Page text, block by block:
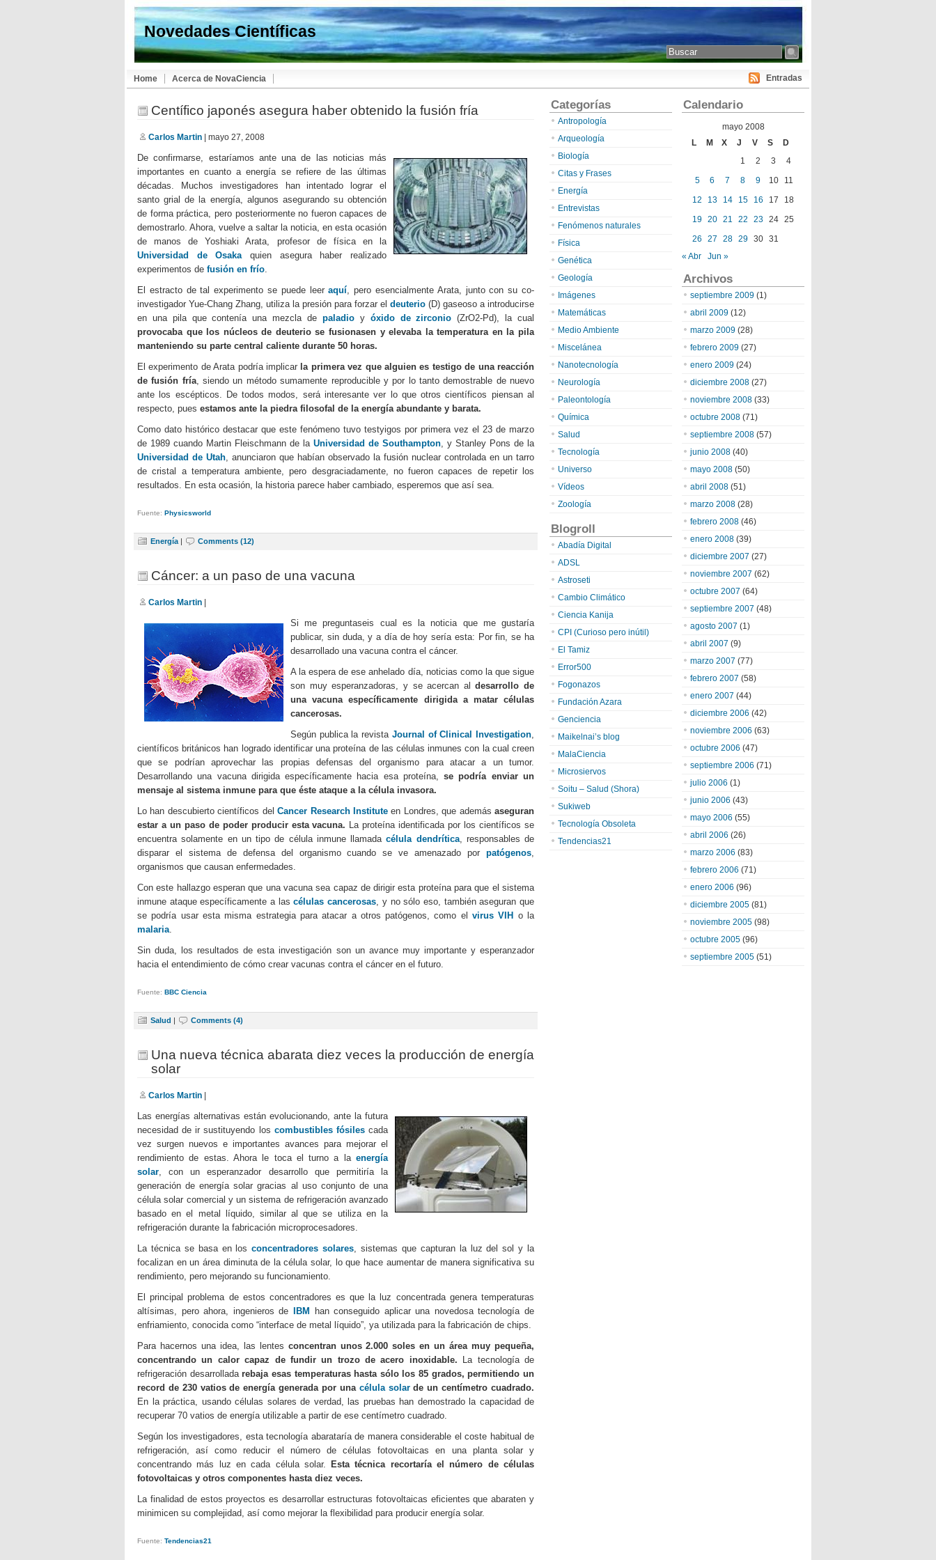
Novedades Científicas
Entradas
Home Acerca de NovaCiencia
Centífico japonés asegura haber obtenido la fusión fría
Carlos Martin | mayo 27, 2008
De confirmarse, estaríamos ante una de las noticias más
importantes en cuanto a energía se refiere de las últimas
décadas. Muchos investigadores han intentado lograr el
santo grial de la energía, algunos asegurando su obtención
de forma práctica, pero posteriormente no fueron capaces de
demostrarlo. Ahora, vuelve a saltar la noticia, en esta ocasión
de manos de Yoshiaki Arata, profesor de física en la
Universidad de Osakaquien asegura haber realizado
experimentos de fusión en frío.
El estracto de tal experimento se puede leeraquí, pero esencialmente Arata, junto con su co-
investigador Yue-Chang Zhang, utiliza la presión para forzar el deuterio (D) gaseoso a introducirse
en una pila que contenía una mezcla de paladioy óxido de zirconio (ZrO2-Pd), la cual
provocaba que los núcleos de deuterio se fusionasen y elevaba la temperatura en la pila
manteniendo su parte central caliente durante 50 horas.
El experimento de Arata podría implicar la primera vez que alguien es testigo de una reacción
de fusión fría, siendo un método sumamente reproducible y por lo tanto demostrable de nuevo
ante los escépticos. De todos modos, será interesante ver lo que otros científicos piensan al
respecto, pues estamos ante la piedra filosofal de la energía abundante y barata.
Como dato histórico destacar que este fenómeno tuvo testyigos por primera vez el 23 de marzo
de 1989 cuando Martin Fleischmann de la Universidad de Southampton, y Stanley Pons de la
Universidad de Utah, anunciaron que habían observado la fusión nuclear controlada en un tarro
de cristal a temperatura ambiente, pero desgraciadamente, no fueron capaces de repetir los
resultados. En esta ocasión, la historia parece haber cambiado, esperemos que así sea.
Fuente: Physicsworld
Energía | Comments (12)
Cáncer: a un paso de una vacuna
Carlos Martin
Si me preguntaseis cual es la noticia que me gustaría
publicar, sin duda, y a día de hoy sería esta: Por fin, se ha
desarrollado una vacuna contra el cáncer.
A la espera de ese anhelado día, noticias como la que sigue
son muy esperanzadoras, y se acercan aldesarrollo de
una vacuna específicamente dirigida a matar células
cancerosas.
Según publica la revista Journal of Clinical Investigation,
científicos británicos han logrado identificar una proteína de las células inmunes con la cual creen
que se podrían aprovechar las propias defensas del organismo para atacar a un tumor.
Desarrollando una vacuna dirigida específicamente hacia esa proteína,se podría enviar un
mensaje al sistema inmune para que éste ataque a la célula invasora.
Lo han descubierto científicos delCancer Research Instituteen Londres, que ademásaseguran
estar a un paso de poder producir esta vacuna. La proteína identificada por los científicos se
encuentra solamente en un tipo de célula inmune llamadacélula dendrítica, responsables de
disparar el sistema de defensa del organismo cuando se ve amenazado por patógenos,
organismos que causan enfermedades.
Con este hallazgo esperan que una vacuna sea capaz de dirigir esta proteína para que el sistema
inmune ataque específicamente a lascélulas cancerosas, y no sólo eso, también aseguran que
se podría usar esta misma estrategia para atacar a otros patógenos, como elvirus VIH o la
malaria.
Sin duda, los resultados de esta investigación son un avance muy importante y esperanzador
hacia el entendimiento de cómo crear vacunas contra el cáncer en el futuro.
Fuente: BBC Ciencia
Salud | Comments (4)
Una nueva técnica abarata diez veces la producción de energía
solar
Carlos Martin
Las energías alternativas están evolucionando, ante la futura
necesidad de ir sustituyendo los combustibles fósilescada
vez surgen nuevos e importantes avances para mejorar el
rendimiento de estas. Ahora le toca el turno a la energía
solar, con un esperanzador desarrollo que permitiría la
generación de energía solar gracias al uso conjunto de una
célula solar comercial y un sistema de refrigeración avanzado
basado en el metal líquido, similar al que se utiliza en la
refrigeración durante la fabricación microprocesadores.
La técnica se basa en losconcentradores solares, sistemas que capturan la luz del sol y la
focalizan en un área diminuta de la célula solar, lo que hace aumentar de manera significativa su
rendimiento, pero mejorando su funcionamiento.
El principal problema de estos concentradores es que la luz concentrada genera temperaturas
altísimas, pero ahora, ingenieros de
IBM
han conseguido aplicar una novedosa tecnología de
enfriamiento, conocida como “interface de metal líquido”, ya utilizada para la fabricación de chips.
Para hacernos una idea, las lentes concentran unos 2.000 soles en un área muy pequeña,
concentrando un calor capaz de fundir un trozo de acero inoxidable. La tecnología de
refrigeración desarrolladarebaja esas temperaturas hasta sólo los 85 grados, permitiendo un
record de 230 vatios de energía generada por una célula solarde un centímetro cuadrado.
En la práctica, usando células solares de verdad, las pruebas han demostrado la capacidad de
recuperar 70 vatios de energía utilizable a partir de ese centímetro cuadrado.
Según los investigadores, esta tecnología abarataría de manera considerable el coste habitual de
refrigeración, así como reducir el número de células fotovoltaicas en una planta solar y
concentrando más luz en cada célula solar.
Esta técnica recortaría el número de células
fotovoltaicas y otros componentes hasta diez veces.
La finalidad de estos proyectos es desarrollar estructuras fotovoltaicas eficientes que abaraten y
minimicen su complejidad, así como mejorar la flexibilidad para producir energía solar.
Fuente: Tendencias21
Calendario
mayo 2008
L
M X J V S
D
1
2 3
4
5
6 7 8 9 10
11
12
13 14 15 16 17
18
19 20 21 22 23 24
25
26
27 28 29 30
31
« Abr
Jun »
Archivos
septiembre 2009 (1)
abril 2009 (12)
marzo 2009 (28)
febrero 2009 (27)
enero 2009 (24)
diciembre 2008 (27)
noviembre 2008 (33)
octubre 2008 (71)
septiembre 2008 (57)
junio 2008 (40)
mayo 2008 (50)
abril 2008 (51)
marzo 2008 (28)
febrero 2008 (46)
enero 2008 (39)
diciembre 2007 (27)
noviembre 2007 (62)
octubre 2007 (64)
septiembre 2007 (48)
agosto 2007 (1)
abril 2007 (9)
marzo 2007 (77)
febrero 2007 (58)
enero 2007 (44)
diciembre 2006 (42)
noviembre 2006 (63)
octubre 2006 (47)
septiembre 2006 (71)
julio 2006 (1)
junio 2006 (43)
mayo 2006 (55)
abril 2006 (26)
marzo 2006 (83)
febrero 2006 (71)
enero 2006 (96)
diciembre 2005 (81)
noviembre 2005 (98)
octubre 2005 (96)
septiembre 2005 (51)
Categorías
Antropología
Arqueología
Biología
Citas y Frases
Energía
Entrevistas
Fenómenos naturales
Física
Genética
Geología
Imágenes
Matemáticas
Medio Ambiente
Miscelánea
Nanotecnología
Neurología
Paleontología
Química
Salud
Tecnología
Universo
Vídeos
Zoología
Blogroll
Abadía Digital
ADSL
Astroseti
Cambio Climático
Ciencia Kanija
CPI (Curioso pero inútil)
El Tamiz
Error500
Fogonazos
Fundación Azara
Genciencia
Maikelnai’s blog
MalaCiencia
Microsiervos
Soitu – Salud (Shora)
Sukiweb
Tecnología Obsoleta
Tendencias21